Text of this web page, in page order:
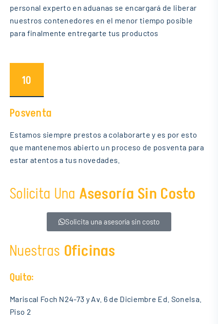
personal experto en aduanas se encargará de liberar
nuestros contenedores en el menor tiempo posible
para finalmente entregarte tus productos
10
Posventa
Estamos siempre prestos a colaborarte y es por esto
que mantenemos abierto un proceso de posventa para
estar atentos a tus novedades.
Solicita Una Asesoría Sin Costo
Solicita una asesoría sin costo
Nuestras Oficinas
Quito:
Mariscal Foch N24-73 y Av. 6 de Diciembre Ed. Sonelsa.
Piso 2